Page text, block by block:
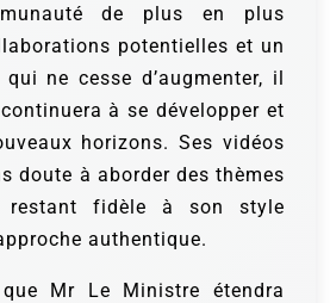
de plus en plus
potentielles et un
ne cesse d’augmenter, il
à se développer et
horizons. Ses vidéos
doute à aborder des thèmes
restant fidèle à son style
authentique.
Mr Le Ministre étendra